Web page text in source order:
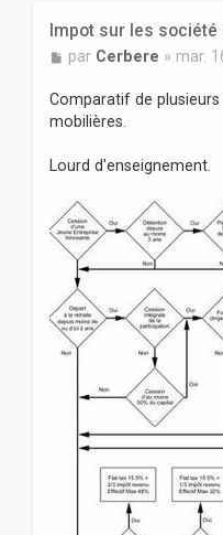
Impot sur les
M
s
s
a
e
par Cerbere » mar.
Comparatif de
mobilières.
Lourd d'enseignement.